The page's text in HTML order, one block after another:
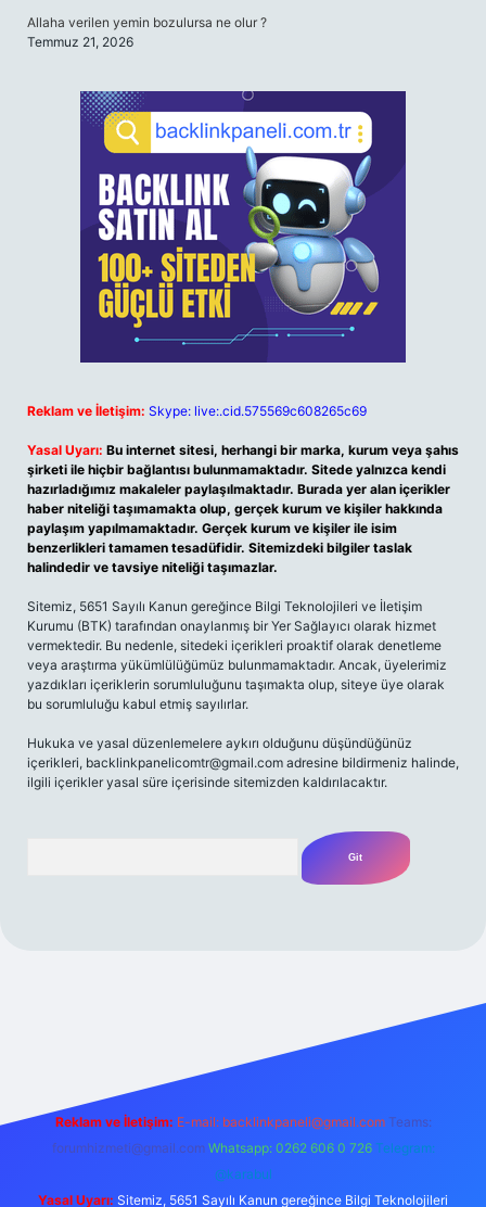
Allaha verilen yemin bozulursa ne olur ?
Temmuz 21, 2026
Reklam ve İletişim: Skype: live:.cid.575569c608265c69
Yasal Uyarı: Bu internet sitesi, herhangi bir marka, kurum veya şahıs
şirketi ile hiçbir bağlantısı bulunmamaktadır. Sitede yalnızca kendi
hazırladığımız makaleler paylaşılmaktadır. Burada yer alan içerikler
haber niteliği taşımamakta olup, gerçek kurum ve kişiler hakkında
paylaşım yapılmamaktadır. Gerçek kurum ve kişiler ile isim
benzerlikleri tamamen tesadüfidir. Sitemizdeki bilgiler taslak
halindedir ve tavsiye niteliği taşımazlar.
Sitemiz, 5651 Sayılı Kanun gereğince Bilgi Teknolojileri ve İletişim
Kurumu (BTK) tarafından onaylanmış bir Yer Sağlayıcı olarak hizmet
vermektedir. Bu nedenle, sitedeki içerikleri proaktif olarak denetleme
veya araştırma yükümlülüğümüz bulunmamaktadır. Ancak, üyelerimiz
yazdıkları içeriklerin sorumluluğunu taşımakta olup, siteye üye olarak
bu sorumluluğu kabul etmiş sayılırlar.
Hukuka ve yasal düzenlemelere aykırı olduğunu düşündüğünüz
içerikleri, backlinkpanelicomtr@gmail.com adresine bildirmeniz halinde,
ilgili içerikler yasal süre içerisinde sitemizden kaldırılacaktır.
Reklam ve İletişim: E-mail: backlinkpaneli@gmail.com Teams:
forumhizmeti@gmail.com Whatsapp: 0262 606 0 726 Telegram:
@karabul
Yasal Uyarı: Sitemiz, 5651 Sayılı Kanun gereğince Bilgi Teknolojileri